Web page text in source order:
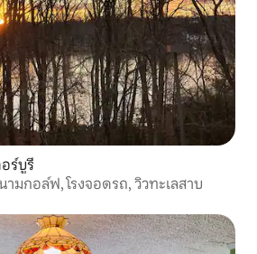
ร์บูรี
ามกอล์ฟ, โรงจอดรถ, วิวทะเลสาบ